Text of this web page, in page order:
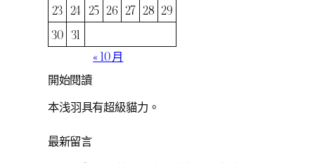
23 24 25 26 27 28 29
30 31
« 10 月
開始閱讀
本浅羽具有超級貓力。
最新留言